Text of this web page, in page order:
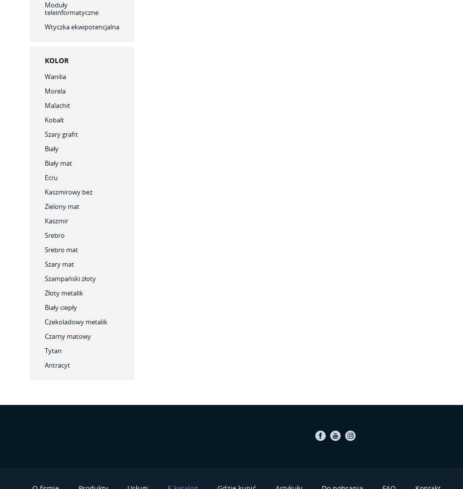
Moduły
teleinformatyczne
Wtyczka ekwipotencjalna
KOLOR
Wanilia
Morela
Malachit
Kobalt
Szary grafit
Biały
Biały mat
Ecru
Kaszmirowy beż
Zielony mat
Kaszmir
Srebro
Srebro mat
Szary mat
Szampański złoty
Złoty metalik
Biały ciepły
Czekoladowy metalik
Czarny matowy
Tytan
Antracyt
Instagram